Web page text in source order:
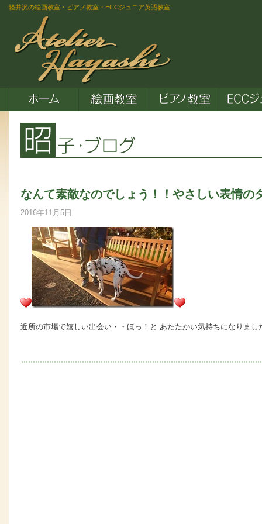
軽井沢の絵画教室・ピアノ教室・ECCジュニア英語教室
なんて素敵なのでしょう！！やさしい表情の
2016年11月5日
近所の市場で嬉しい出会い・・ほっ！と あたたかい気持ちになりまし